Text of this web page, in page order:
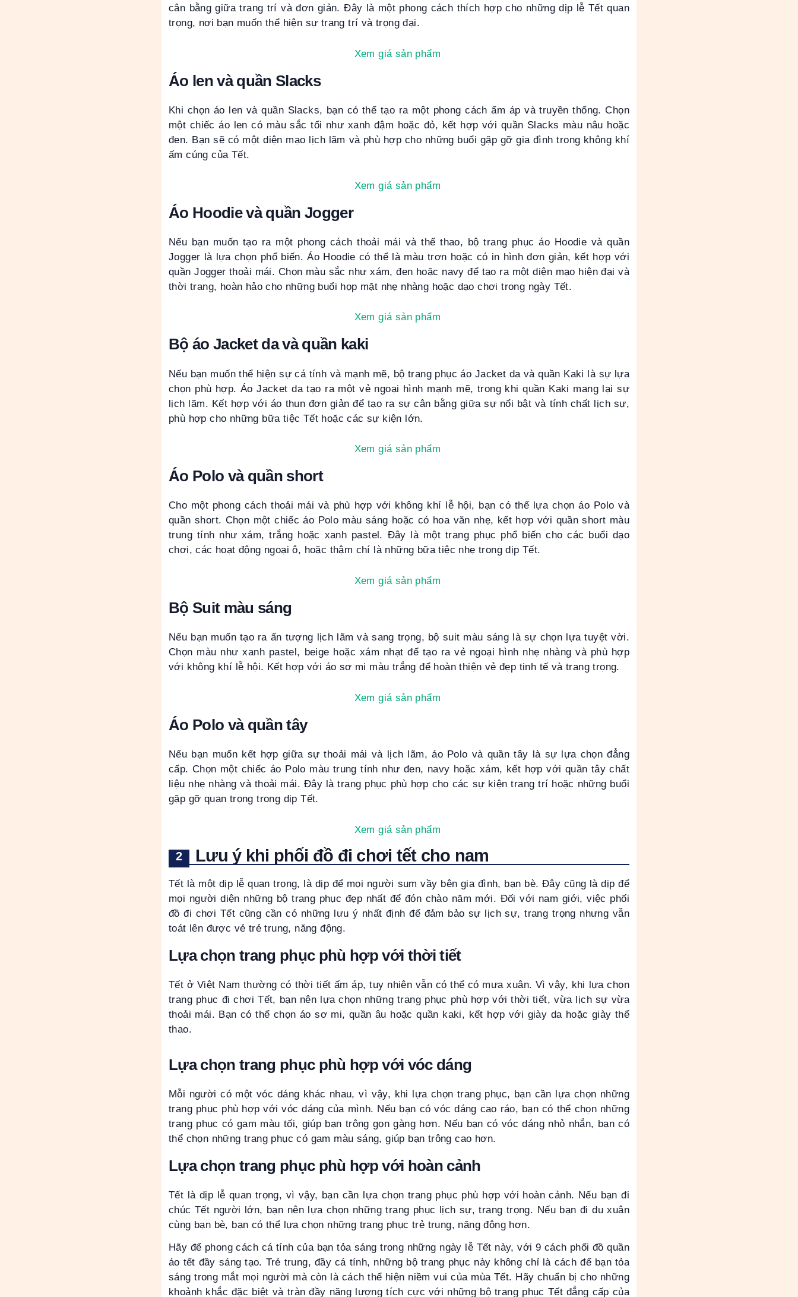
cân bằng giữa trang trí và đơn giản. Đây là một phong cách thích hợp cho những dịp lễ Tết quan
trọng, nơi bạn muốn thể hiện sự trang trí và trọng đại.
Xem giá sản phẩm
Áo len và quần Slacks
Khi chọn áo len và quần Slacks, bạn có thể tạo ra một phong cách ấm áp và truyền thống. Chọn
một chiếc áo len có màu sắc tối như xanh đậm hoặc đỏ, kết hợp với quần Slacks màu nâu hoặc
đen. Bạn sẽ có một diện mạo lịch lãm và phù hợp cho những buổi gặp gỡ gia đình trong không khí
ấm cúng của Tết.
Xem giá sản phẩm
Áo Hoodie và quần Jogger
Nếu bạn muốn tạo ra một phong cách thoải mái và thể thao, bộ trang phục áo Hoodie và quần
Jogger là lựa chọn phổ biến. Áo Hoodie có thể là màu trơn hoặc có in hình đơn giản, kết hợp với
quần Jogger thoải mái. Chọn màu sắc như xám, đen hoặc navy để tạo ra một diện mạo hiện đại và
thời trang, hoàn hảo cho những buổi họp mặt nhẹ nhàng hoặc dạo chơi trong ngày Tết.
Xem giá sản phẩm
Bộ áo Jacket da và quần kaki
Nếu bạn muốn thể hiện sự cá tính và mạnh mẽ, bộ trang phục áo Jacket da và quần Kaki là sự lựa
chọn phù hợp. Áo Jacket da tạo ra một vẻ ngoại hình mạnh mẽ, trong khi quần Kaki mang lại sự
lịch lãm. Kết hợp với áo thun đơn giản để tạo ra sự cân bằng giữa sự nổi bật và tính chất lịch sự,
phù hợp cho những bữa tiệc Tết hoặc các sự kiện lớn.
Xem giá sản phẩm
Áo Polo và quần short
Cho một phong cách thoải mái và phù hợp với không khí lễ hội, bạn có thể lựa chọn áo Polo và
quần short. Chọn một chiếc áo Polo màu sáng hoặc có hoa văn nhẹ, kết hợp với quần short màu
trung tính như xám, trắng hoặc xanh pastel. Đây là một trang phục phổ biến cho các buổi dạo
chơi, các hoạt động ngoại ô, hoặc thậm chí là những bữa tiệc nhẹ trong dịp Tết.
Xem giá sản phẩm
Bộ Suit màu sáng
Nếu bạn muốn tạo ra ấn tượng lịch lãm và sang trọng, bộ suit màu sáng là sự chọn lựa tuyệt vời.
Chọn màu như xanh pastel, beige hoặc xám nhạt để tạo ra vẻ ngoại hình nhẹ nhàng và phù hợp
với không khí lễ hội. Kết hợp với áo sơ mi màu trắng để hoàn thiện vẻ đẹp tinh tế và trang trọng.
Xem giá sản phẩm
Áo Polo và quần tây
Nếu bạn muốn kết hợp giữa sự thoải mái và lịch lãm, áo Polo và quần tây là sự lựa chọn đẳng
cấp. Chọn một chiếc áo Polo màu trung tính như đen, navy hoặc xám, kết hợp với quần tây chất
liệu nhẹ nhàng và thoải mái. Đây là trang phục phù hợp cho các sự kiện trang trí hoặc những buổi
gặp gỡ quan trọng trong dịp Tết.
Xem giá sản phẩm
Lưu ý khi phối đồ đi chơi tết cho nam
Tết là một dịp lễ quan trọng, là dịp để mọi người sum vầy bên gia đình, bạn bè. Đây cũng là dịp để
mọi người diện những bộ trang phục đẹp nhất để đón chào năm mới. Đối với nam giới, việc phối
đồ đi chơi Tết cũng cần có những lưu ý nhất định để đảm bảo sự lịch sự, trang trọng nhưng vẫn
toát lên được vẻ trẻ trung, năng động.
Lựa chọn trang phục phù hợp với thời tiết
Tết ở Việt Nam thường có thời tiết ấm áp, tuy nhiên vẫn có thể có mưa xuân. Vì vậy, khi lựa chọn
trang phục đi chơi Tết, bạn nên lựa chọn những trang phục phù hợp với thời tiết, vừa lịch sự vừa
thoải mái. Bạn có thể chọn áo sơ mi, quần âu hoặc quần kaki, kết hợp với giày da hoặc giày thể
thao.
Lựa chọn trang phục phù hợp với vóc dáng
Mỗi người có một vóc dáng khác nhau, vì vậy, khi lựa chọn trang phục, bạn cần lựa chọn những
trang phục phù hợp với vóc dáng của mình. Nếu bạn có vóc dáng cao ráo, bạn có thể chọn những
trang phục có gam màu tối, giúp bạn trông gọn gàng hơn. Nếu bạn có vóc dáng nhỏ nhắn, bạn có
thể chọn những trang phục có gam màu sáng, giúp bạn trông cao hơn.
Lựa chọn trang phục phù hợp với hoàn cảnh
Tết là dịp lễ quan trọng, vì vậy, bạn cần lựa chọn trang phục phù hợp với hoàn cảnh. Nếu bạn đi
chúc Tết người lớn, bạn nên lựa chọn những trang phục lịch sự, trang trọng. Nếu bạn đi du xuân
cùng bạn bè, bạn có thể lựa chọn những trang phục trẻ trung, năng động hơn.
Hãy để phong cách cá tính của bạn tỏa sáng trong những ngày lễ Tết này, với 9 cách phối đồ quần
áo tết đầy sáng tạo. Trẻ trung, đầy cá tính, những bộ trang phục này không chỉ là cách để bạn tỏa
sáng trong mắt mọi người mà còn là cách thể hiện niềm vui của mùa Tết. Hãy chuẩn bị cho những
khoảnh khắc đặc biệt và tràn đầy năng lượng tích cực với những bộ trang phục Tết đẳng cấp của